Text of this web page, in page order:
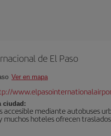
de El Paso
Ver en mapa
ciudad:
accesible mediante autobuses
muchos hoteles ofrecen